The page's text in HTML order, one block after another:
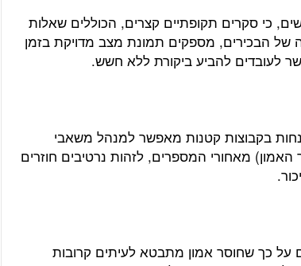
כי סקרים תקופתיים קצרים, הכוללים שאלות
של הבכירים, מספקים תמונת מצב מדויקת בזמן
לעובדים להביע ביקורת ללא חשש.
בקבוצות קטנות מאפשר למנהל משאבי
מאחורי המספרים, לזהות נרטיבים חוזרים
על כך שחוסר אמון מתבטא לעיתים קרובות